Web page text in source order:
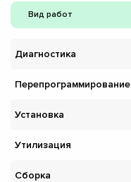
Вид работ
Диагностика
Перепрограммирование
Установка
Утилизация
Сборка